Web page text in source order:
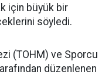
için büyük bir
söyledi.
(TOHM) ve Sporcu
düzenlenen